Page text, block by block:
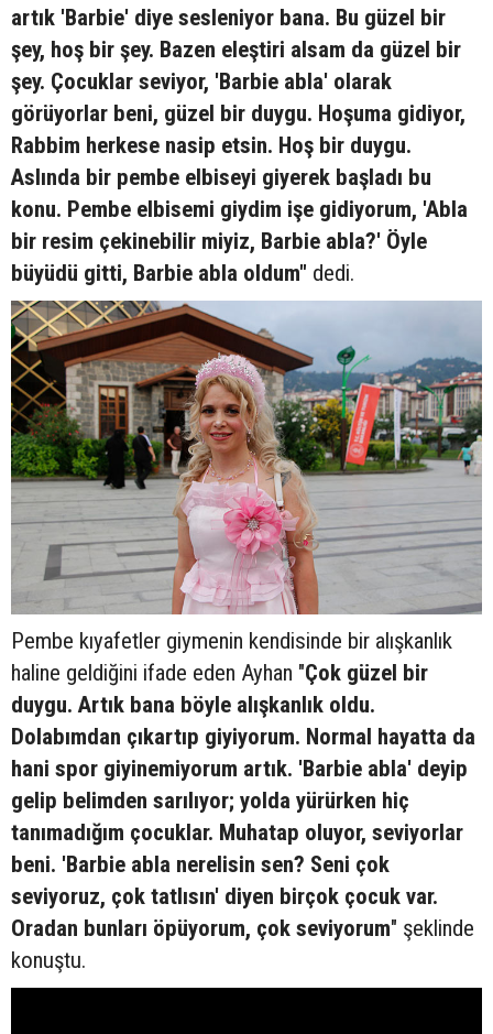
artık 'Barbie' diye sesleniyor bana. Bu güzel bir
şey, hoş bir şey. Bazen eleştiri alsam da güzel bir
şey. Çocuklar seviyor, 'Barbie abla' olarak
görüyorlar beni, güzel bir duygu. Hoşuma gidiyor,
Rabbim herkese nasip etsin. Hoş bir duygu.
Aslında bir pembe elbiseyi giyerek başladı bu
konu. Pembe elbisemi giydim işe gidiyorum, 'Abla
bir resim çekinebilir miyiz, Barbie abla?' Öyle
büyüdü gitti, Barbie abla oldum" dedi.
Pembe kıyafetler giymenin kendisinde bir alışkanlık
haline geldiğini ifade eden Ayhan "Çok güzel bir
duygu. Artık bana böyle alışkanlık oldu.
Dolabımdan çıkartıp giyiyorum. Normal hayatta da
hani spor giyinemiyorum artık. 'Barbie abla' deyip
gelip belimden sarılıyor; yolda yürürken hiç
tanımadığım çocuklar. Muhatap oluyor, seviyorlar
beni. 'Barbie abla nerelisin sen? Seni çok
seviyoruz, çok tatlısın' diyen birçok çocuk var.
Oradan bunları öpüyorum, çok seviyorum" şeklinde
konuştu.